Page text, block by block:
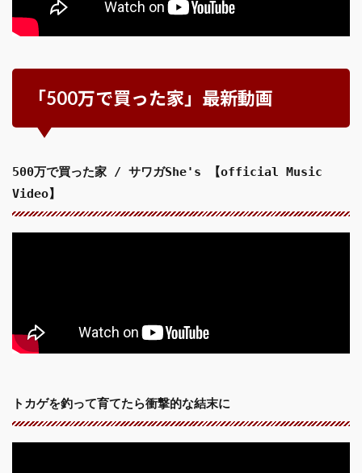
「500万で買った家」最新動画
500万で買った家 / サワガShe's 【official Music
Video】
トカゲを釣って育てたら衝撃的な結末に